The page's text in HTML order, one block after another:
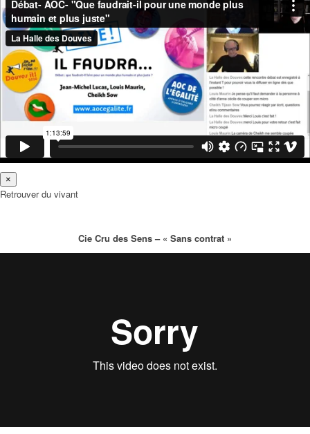
×
Retrouver du vivant
Cie Cru des Sens – « Sans contrat »